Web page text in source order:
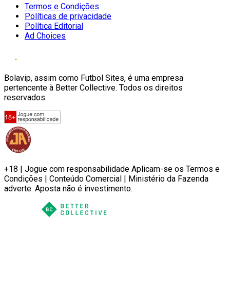
Termos e Condições
Políticas de privacidade
Política Editorial
Ad Choices
Bolavip, assim como Futbol Sites, é uma empresa
pertencente à Better Collective. Todos os direitos
reservados.
+18 | Jogue com responsabilidade Aplicam-se os Termos e
Condições | Conteúdo Comercial | Ministério da Fazenda
adverte: Aposta não é investimento.